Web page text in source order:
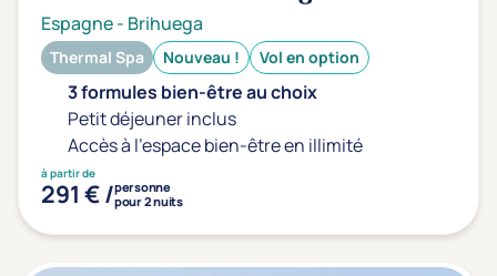
Vente Flash & Promo
Offres spéciales Solo
Distance de chez vous
Établissements proches de chez moi
Km
Espagne- Brihuega
Thermal Spa Nouveau ! Vol en option
3 formules bien-être au choix
Petit déjeuner inclus
Accès à l'espace bien-être en illimité
à partir de
291 € /personne
pour 2 nuits